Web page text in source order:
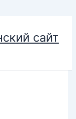
сайт